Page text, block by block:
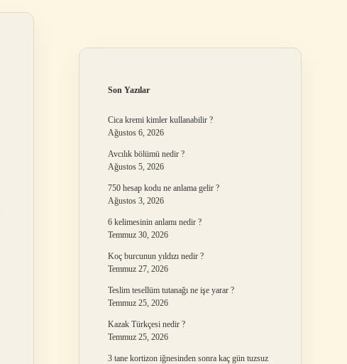
Son Yazılar
Cica kremi kimler kullanabilir ?
Ağustos 6, 2026
Avcılık bölümü nedir ?
Ağustos 5, 2026
750 hesap kodu ne anlama gelir ?
Ağustos 3, 2026
6 kelimesinin anlamı nedir ?
Temmuz 30, 2026
Koç burcunun yıldızı nedir ?
Temmuz 27, 2026
Teslim tesellüm tutanağı ne işe yarar ?
Temmuz 25, 2026
Kazak Türkçesi nedir ?
Temmuz 25, 2026
3 tane kortizon iğnesinden sonra kaç gün tuzsuz